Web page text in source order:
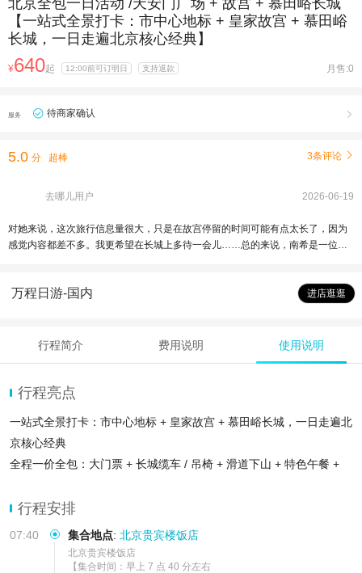
【一站式全景打卡：市中心地标 + 皇家故宫 + 慕田峪
长城，一日走遍北京核心经典】
¥640起 12:00前可订明日 支持退款 月售:0
服务 待商家确认 
5.0 分 超棒 3条评论 
去哪儿用户 2026-06-19
对她来说，这次旅行信息量很大，只是在故宫停留的时间可能有点太长了，因为
感觉内容都差不多。我更希望在长城上多待一会儿……总的来说，南希是一位很
万程日游-国内 进店逛逛
行程简介 费用说明 使用说明
行程亮点
一站式全景打卡：市中心地标 + 皇家故宫 + 慕田峪长城，一日走遍北
京核心经典
全程一价全包：大门票 + 长城缆车 / 吊椅 + 滑道下山 + 特色午餐 +
固定高端集合点：北京贵宾楼大饭店统一集合，地理位置优越，出行
行程安排
07:40 集合地点: 北京贵宾楼饭店
北京贵宾楼饭店
【集合时间：早上 7 点 40 分左右